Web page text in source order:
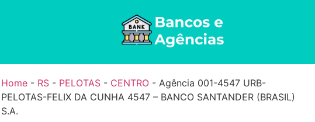
Home- RS- PELOTAS- CENTRO- Agência 001-4547 URB-
PELOTAS-FELIX DA CUNHA 4547 – BANCO SANTANDER (BRASIL)
S.A.